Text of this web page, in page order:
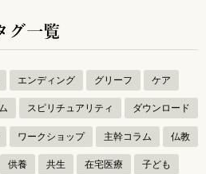
グ一覧
エンディング グリーフ ケア
スピリチュアリティ ダウンロード
ワークショップ 主幹コラム 仏教
供養 共生 在宅医療 子ども